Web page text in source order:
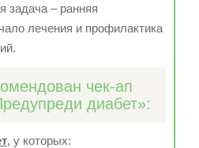
задача – ранняя
лечения и профилактика
чек-ап
диабет»:
, у которых: